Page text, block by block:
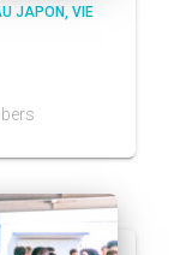
JAPON VIE